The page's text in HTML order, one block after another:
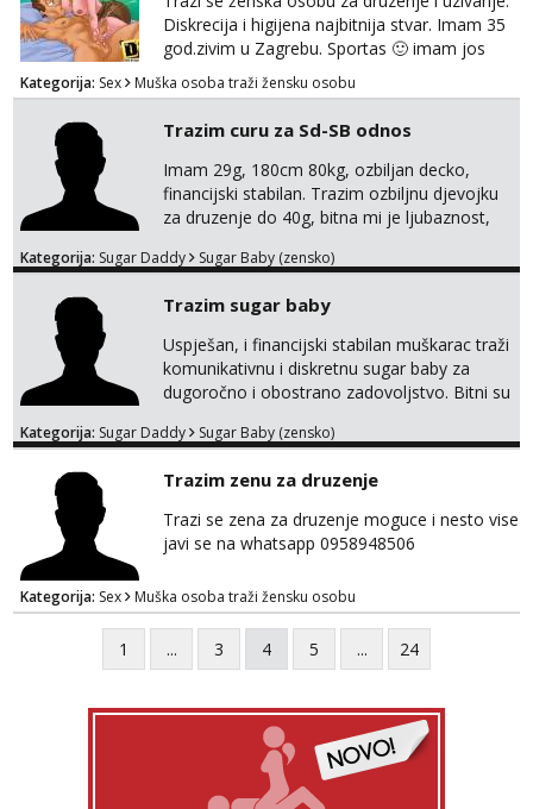
Diskrecija i higijena najbitnija stvar. Imam 35
god.zivim u Zagrebu. Sportas 🙂 imam jos
kondicije 🤣 Za sve informacije i dogovore na
mail I molim samo ozbiljne i zainteresirane
😉!! I molim takoder da se ne javljaju muski!!!
Pozdrav
Kategorija: Sex Muška osoba traži žensku osobu
Trazim curu za Sd-SB odnos
Imam 29g, 180cm 80kg, ozbiljan decko,
financijski stabilan. Trazim ozbiljnu djevojku
za druzenje do 40g, bitna mi je ljubaznost,
predstavis sa opisom i slikom, o nagradi
Kategorija: Sugar Daddy Sugar Baby (zensko)
Trazim sugar baby
Uspješan, i financijski stabilan muškarac traži
komunikativnu i diskretnu sugar baby za
dugoročno i obostrano zadovoljstvo. Bitni su
dogovor bez komplikacija. Nagrada
želiš – javi se privatno s kratkim opisom i
fotografijom.
Kategorija: Sugar Daddy Sugar Baby (zensko)
Trazim zenu za druzenje
Trazi se zena za druzenje moguce i nesto vise
javi se na whatsapp 0958948506
Kategorija: Sex Muška osoba traži žensku osobu
1 ... 3 4 5 ... 24